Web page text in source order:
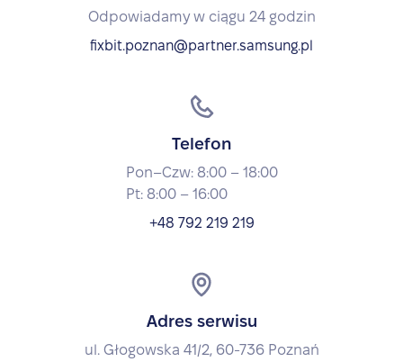
Odpowiadamy w ciągu 24 godzin
fixbit.poznan@partner.samsung.pl
Telefon
Pon–Czw: 8:00 – 18:00
Pt: 8:00 – 16:00
+48 792 219 219
Adres serwisu
ul. Głogowska 41/2, 60-736 Poznań